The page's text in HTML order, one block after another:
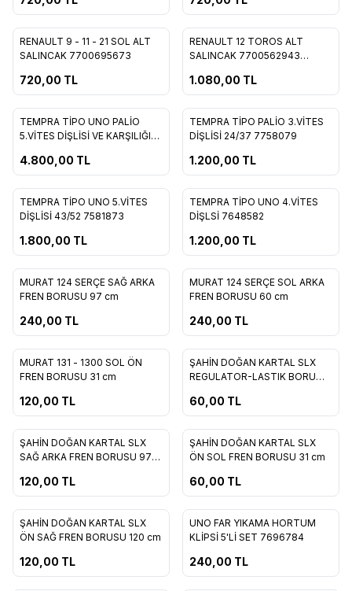
Favorilere Ekle
RENAULT 9 - 11 - 21 SOL ALT
SALINCAK 7700695673
720,00 TL
Favorilere Ekle
RENAULT 12 TOROS ALT
SALINCAK 7700562943
1.080,00 TL
Favorilere Ekle
TEMPRA TİPO UNO PALİO
5.VİTES DİŞLİSİ VE KARŞILIĞI
4.800,00 TL
Favorilere Ekle
TEMPRA TİPO PALİO 3.VİTES
DİŞLİSİ 24/37 7758079
1.200,00 TL
Favorilere Ekle
TEMPRA TİPO UNO 5.VİTES
DİŞLİSİ 43/52 7581873
1.800,00 TL
Favorilere Ekle
TEMPRA TİPO UNO 4.VİTES
DİŞLSİ 7648582
1.200,00 TL
Favorilere Ekle
MURAT 124 SERÇE SAĞ ARKA
FREN BORUSU 97 cm
240,00 TL
Favorilere Ekle
MURAT 124 SERÇE SOL ARKA
FREN BORUSU 60 cm
240,00 TL
Favorilere Ekle
MURAT 131 - 1300 SOL ÖN
FREN BORUSU 31 cm
120,00 TL
Favorilere Ekle
ŞAHİN DOĞAN KARTAL SLX
REGULATOR-LASTIK BORU
60,00 TL
Favorilere Ekle
ŞAHİN DOĞAN KARTAL SLX
SAĞ ARKA FREN BORUSU 97
120,00 TL
Favorilere Ekle
ŞAHİN DOĞAN KARTAL SLX
ÖN SOL FREN BORUSU 31 cm
60,00 TL
Favorilere Ekle
ŞAHİN DOĞAN KARTAL SLX
ÖN SAĞ FREN BORUSU 120 cm
120,00 TL
Favorilere Ekle
UNO FAR YIKAMA HORTUM
KLİPSİ 5'Lİ SET 7696784
240,00 TL